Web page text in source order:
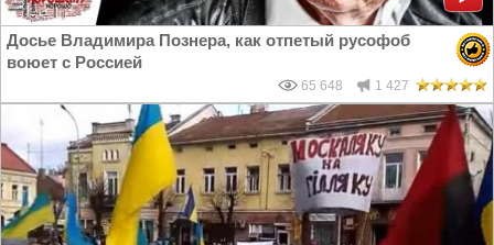
Досье Владимира Познера, как отпетый русофоб
воюет с Россией
65 648 1 427